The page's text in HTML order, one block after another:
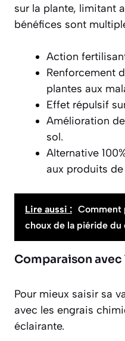
sur la plante, limitant
bénéfices sont
Action
Renforcement
plantes aux
Effet répulsif
Amélioration
sol.
Alternative
aux produits de
Lire aussi : Comment
choux de la piéride du
Comparaison
Pour mieux saisir sa
avec les engrais
éclairante.